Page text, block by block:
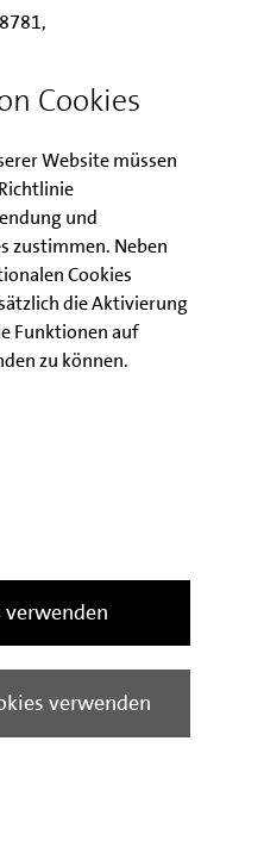
Cookies
Website müssen
und
zustimmen. Neben
Cookies
die Aktivierung
Funktionen auf
zu können.
verwenden
uwe.sachs@ibb.de
(
) ist eine Spezialbank für
und die
Der
neben Deutschland auf
Skandinavien;
Immobilienwirtschaft
Hand mit
und Maßnahmen zur
ist die Förderbank
Mit
und einer umfassenden
die Bank gezielt
sowie von